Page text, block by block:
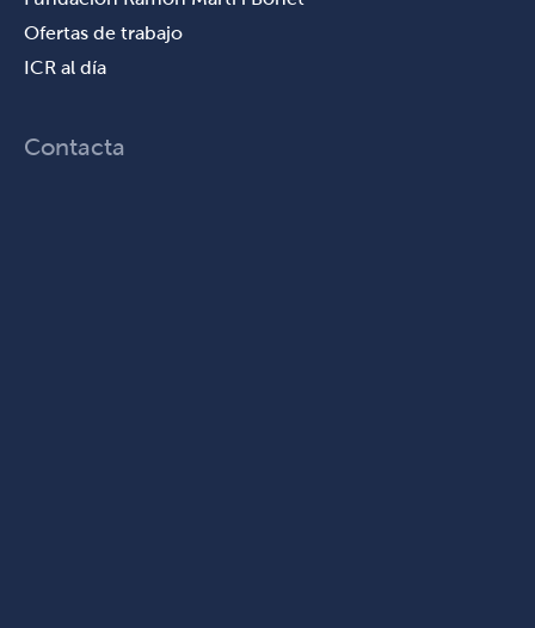
Ofertas de trabajo
ICR al día
Contacta